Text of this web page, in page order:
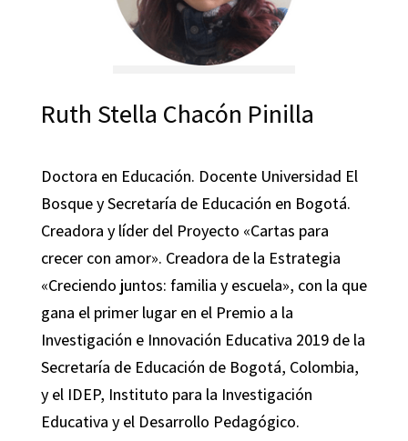
Ruth Stella Chacón Pinilla
Doctora en Educación. Docente Universidad El
Bosque y Secretaría de Educación en Bogotá.
Creadora y líder del Proyecto «Cartas para
crecer con amor». Creadora de la Estrategia
«Creciendo juntos: familia y escuela», con la que
gana el primer lugar en el Premio a la
Investigación e Innovación Educativa 2019 de la
Secretaría de Educación de Bogotá, Colombia,
y el IDEP, Instituto para la Investigación
Educativa y el Desarrollo Pedagógico.